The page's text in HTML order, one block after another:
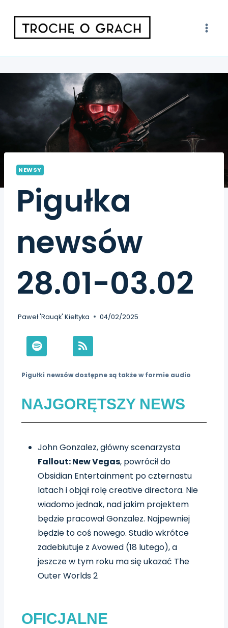
NEWSY
Pigułka
newsów
28.01-03.02
Paweł 'Rauqk' Kiełtyka 04/02/2025
Pigułki newsów dostępne są także w formie audio
NAJGORĘTSZY NEWS
John Gonzalez, główny scenarzysta
Fallout: New Vegas, powrócił do
Obsidian Entertainment po czternastu
latach i objął rolę creative directora. Nie
wiadomo jednak, nad jakim projektem
będzie pracował Gonzalez. Najpewniej
będzie to coś nowego. Studio wkrótce
zadebiutuje z Avowed (18 lutego), a
jeszcze w tym roku ma się ukazać The
Outer Worlds 2
OFICJALNE